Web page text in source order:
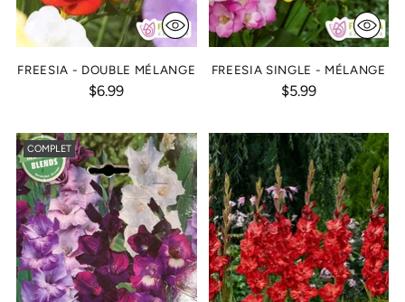
FREESIA - DOUBLE MÉLANGE
$6.99
FREESIA SINGLE - MÉLANGE
$5.99
COMPLET